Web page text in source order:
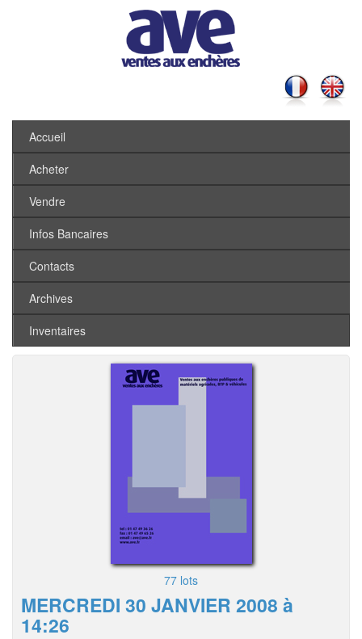
Accueil
Acheter
Vendre
Infos Bancaires
Contacts
Archives
Inventaires
77 lots
MERCREDI 30 JANVIER 2008 à
14:26